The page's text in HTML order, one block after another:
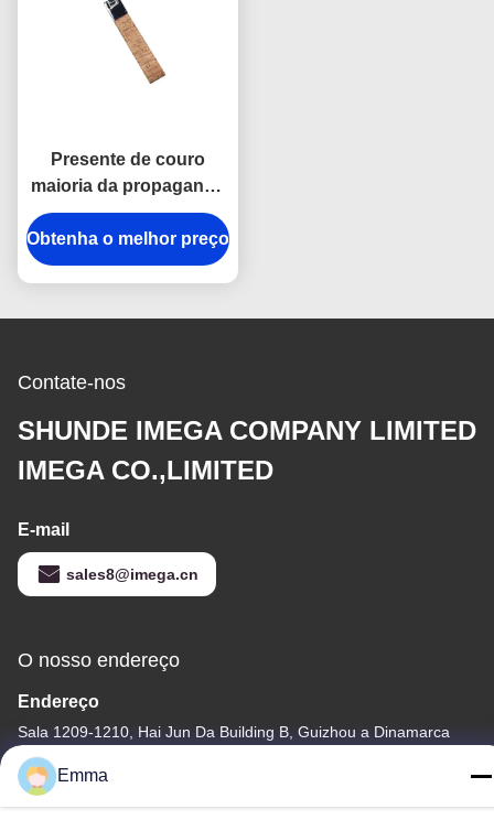
Presente de couro
maioria da propaganda
da lembrança de Cork
Plain Leather Keyring
12mm Keychains
Obtenha o melhor preço
Contate-nos
SHUNDE IMEGA COMPANY LIMITED
IMEGA CO.,LIMITED
E-mail
sales8@imega.cn
O nosso endereço
Endereço
Sala 1209-1210, Hai Jun Da Building B, Guizhou a Dinamarca
Dao Zhong, Ronggui, Shunde, Foshan, Guangdong, China
telefone
Emma